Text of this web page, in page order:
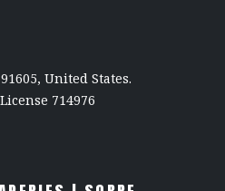
United States.
714976